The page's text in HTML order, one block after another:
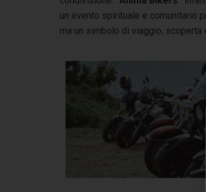
un evento spirituale e comunitario
ma un simbolo di viaggio, scoperta